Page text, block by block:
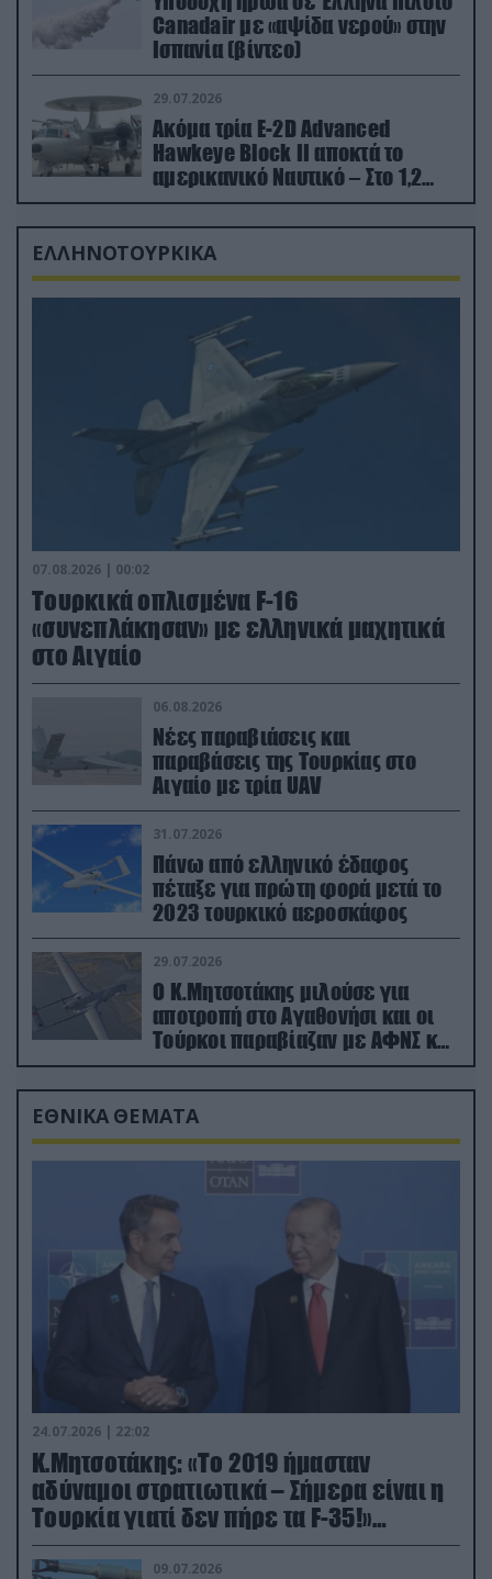
Canadair με «αψίδα νερού» στην
Ισπανία (βίντεο)
29.07.2026
Ακόμα τρία E-2D Advanced
Hawkeye Block II αποκτά το
αμερικανικό Ναυτικό – Στο 1,2
δισ.δολάρια το κόστος
ΕΛΛΗΝΟΤΟΥΡΚΙΚΑ
07.08.2026 | 00:02
Τουρκικά οπλισμένα F-16
«συνεπλάκησαν» με ελληνικά μαχητικά
στο Αιγαίο
06.08.2026
Νέες παραβιάσεις και
παραβάσεις της Τουρκίας στο
Αιγαίο με τρία UAV
31.07.2026
Πάνω από ελληνικό έδαφος
πέταξε για πρώτη φορά μετά το
2023 τουρκικό αεροσκάφος
29.07.2026
Ο Κ.Μητσοτάκης μιλούσε για
αποτροπή στο Αγαθονήσι και οι
Τούρκοι παραβίαζαν με ΑΦΝΣ και
drone
ΕΘΝΙΚΑ ΘΕΜΑΤΑ
24.07.2026 | 22:02
Κ.Μητσοτάκης: «Το 2019 ήμασταν
αδύναμοι στρατιωτικά – Σήμερα είναι η
Τουρκία γιατί δεν πήρε τα F-35!»
(βίντεο)
09.07.2026